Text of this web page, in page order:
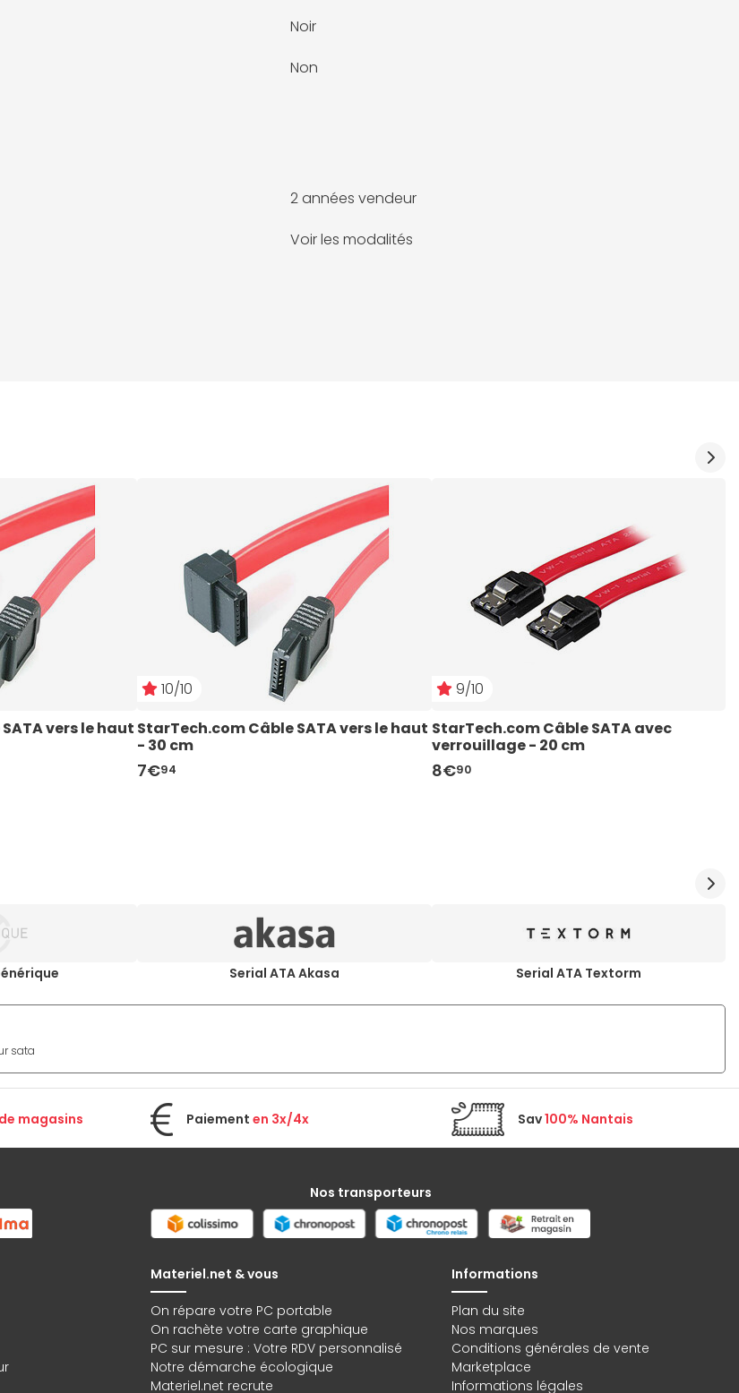
Noir
Non
2 années vendeur
Voir les modalités
vers le haut
10/10
StarTech.com Câble SATA vers le haut
- 30 cm
7€94
9/10
StarTech.com Câble SATA avec
verrouillage - 20 cm
8€90
Serial ATA Akasa Serial ATA Textorm
sata
de magasins Paiement en 3x/4x Sav100% Nantais
Nos transporteurs
Materiel.net & vous
On répare votre PC portable
On rachète votre carte graphique
PC sur mesure : Votre RDV personnalisé
Notre démarche écologique
Materiel.net recrute
Informations
Plan du site
Nos marques
Conditions générales de vente
Marketplace
Informations légales